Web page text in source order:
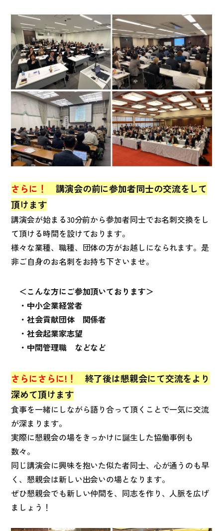
さらに！ 講演会の前に参加者同士の交流をして
頂けます
講演会が始まる30分前から参加者同士でお名刺交換をし
て頂ける時間を設けております。
様々な業種、職種、団体の方がお越しになられます。是
非ご自身のお名刺をお持ち下さいませ。
＜こんな方にご参加頂いております＞
・中小企業経営者
・社会貢献団体 関係者
・社会起業家志望
・中間管理職 などなど
さらにさらに!！ 終了後は懇親会にて交流をより
深めて頂けます
食事を一緒にしながら語り合って頂くことで一気に交流
が深まります。
実際に懇親会の場をきっかけに誕生した協働事例も
数々。
同じ講演会に興味を抱いた似た者同士、心が通うのも早
く、懇親会は新しい出会いの場となります。
ぜひ懇親会でも新しい仲間を、同志を作り、人脈を広げ
ましょう！